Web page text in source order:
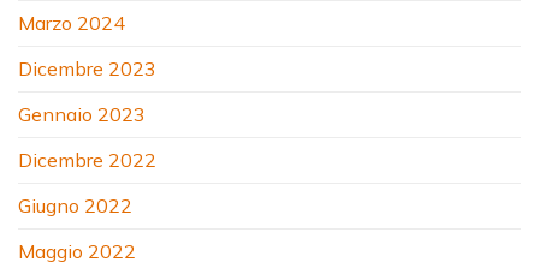
Marzo 2024
Dicembre 2023
Gennaio 2023
Dicembre 2022
Giugno 2022
Maggio 2022